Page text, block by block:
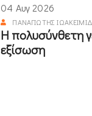
04 Αυγ 2026
ΠΑΝΑΓΙΏΤΗΣ
Η πολυσύνθετη
εξίσωση